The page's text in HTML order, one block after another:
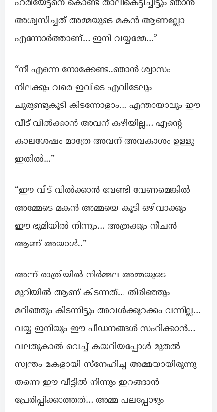
ഹരിയേട്ടനെ കൊണ്ട് താലികെട്ടിച്ചിട്ടും ഞാൻ
അശ്വസിച്ചത് അമ്മയുടെ മകൻ ആണല്ലോ
എന്നോർത്താണ്… ഇനി വയ്യമ്മേ…”
“നീ എന്നെ നോക്കേണ്ട..ഞാൻ ശ്വാസം
നിലക്കും വരെ ഇവിടെ എവിടേലും
ചുരുണ്ടുകൂടി കിടന്നോളാം… എന്തായാലും ഈ
വീട് വിൽക്കാൻ അവന് കഴിയില്ല… എന്റെ
കാലശേഷം മാത്രേ അവന് അവകാശം ഉള്ളു
ഇതിൽ…”
“ഈ വീട് വിൽക്കാൻ വേണ്ടി വേണമെങ്കിൽ
അമ്മേടെ മകൻ അമ്മയെ കൂടി ഒഴിവാക്കും
ഈ ഭൂമിയിൽ നിന്നും… അത്രക്കും നീചൻ
ആണ് അയാൾ..”
അന്ന് രാത്രിയിൽ നിർമ്മല അമ്മയുടെ
മുറിയിൽ ആണ് കിടന്നത്… തിരിഞ്ഞും
മറിഞ്ഞും കിടന്നിട്ടും അവൾക്കുറക്കം വന്നില്ല…
വയ്യ ഇനിയും ഈ പീഡനങ്ങൾ സഹിക്കാൻ…
വലതുകാൽ വെച്ച് കയറിയപ്പോൾ മുതൽ
സ്വന്തം മകളായി സ്നേഹിച്ച അമ്മയായിരുന്നു
തന്നെ ഈ വീട്ടിൽ നിന്നും ഇറങ്ങാൻ
പ്രേരിപ്പിക്കാത്തത്… അമ്മ പലപ്പോഴും